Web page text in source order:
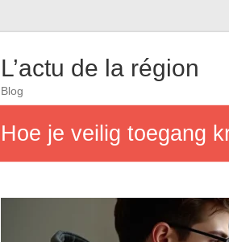
L’actu de la région
Blog
Hoe je veilig toegang